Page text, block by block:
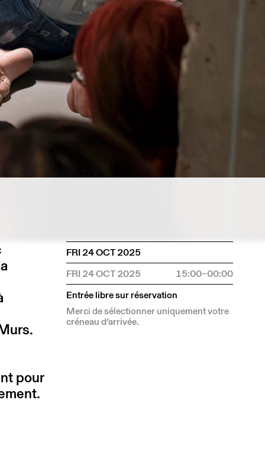
pour
FRI 24 OCT 2025
FRI 24 OCT 2025
15:00–00:00
Entrée libre sur réservation
Merci de sélectionner uniquement votre
créneau d’arrivée.